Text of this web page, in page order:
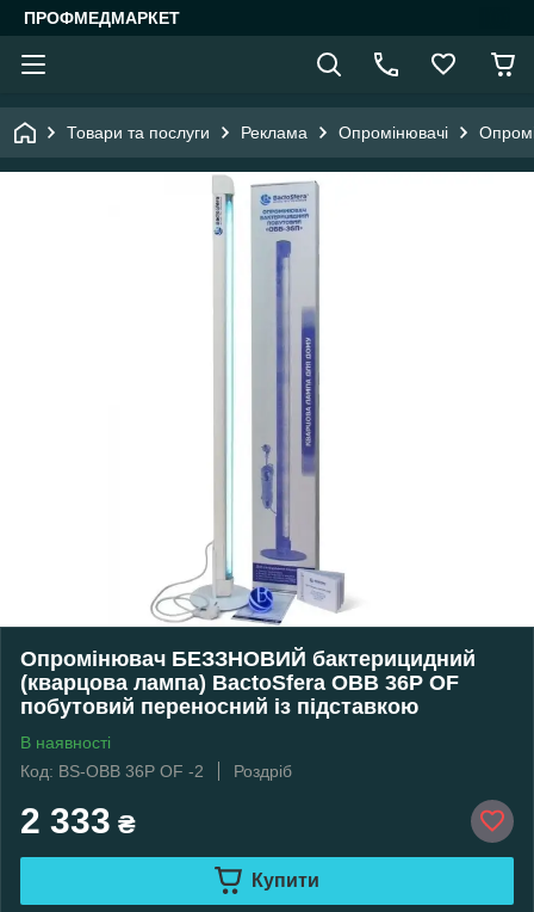
ПРОФМЕДМАРКЕТ
Товари та послуги Реклама Опромінювачі
Опромінювач БЕЗЗНОВИЙ бактерицидний
(кварцова лампа) BactoSfera OBB 36P OF
побутовий переносний із підставкою
В наявності
Код: BS-OBB 36P OF -2
Роздріб
2 333 ₴
Купити